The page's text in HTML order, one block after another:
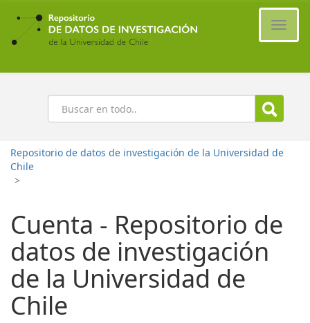
Ir
contenido
principal
Buscar
Repositorio de datos de investigación de la Universidad de
Chile
>
Cuenta - Repositorio de
datos de investigación
de la Universidad de
Chile